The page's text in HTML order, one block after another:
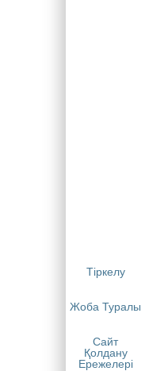
Тіркелу
Жоба Туралы
Сайт
Қолдану
Ережелері